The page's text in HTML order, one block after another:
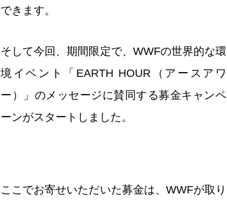
できます。
そして今回、期間限定で、WWFの世界的な環
境イベント「EARTH HOUR（アースアワ
ー）」のメッセージに賛同する募金キャンペ
ーンがスタートしました。
ここでお寄せいただいた募金は、WWFが取り